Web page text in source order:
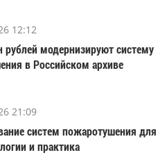
12:12
рублей модернизируют систему
в Российском архиве
21:09
систем пожаротушения для
и практика